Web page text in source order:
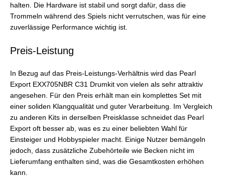
halten. Die Hardware ist stabil und sorgt dafür, dass die
Trommeln während des Spiels nicht verrutschen, was für eine
zuverlässige Performance wichtig ist.
Preis-Leistung
In Bezug auf das Preis-Leistungs-Verhältnis wird das Pearl
Export EXX705NBR C31 Drumkit von vielen als sehr attraktiv
angesehen. Für den Preis erhält man ein komplettes Set mit
einer soliden Klangqualität und guter Verarbeitung. Im Vergleich
zu anderen Kits in derselben Preisklasse schneidet das Pearl
Export oft besser ab, was es zu einer beliebten Wahl für
Einsteiger und Hobbyspieler macht. Einige Nutzer bemängeln
jedoch, dass zusätzliche Zubehörteile wie Becken nicht im
Lieferumfang enthalten sind, was die Gesamtkosten erhöhen
kann.